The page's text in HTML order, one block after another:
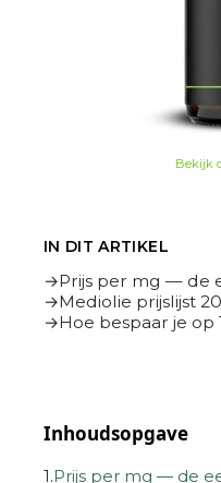
Bekijk
IN DIT ARTIKEL
Prijs per mg — de
Mediolie prijslijst
Hoe bespaar je op
Inhoudsopgave
1.Prijs per mg — de